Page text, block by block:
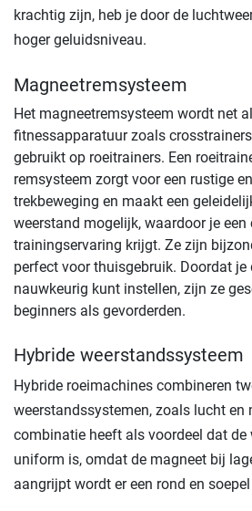
krachtig zijn, heb je door de
hoger geluidsniveau.
Magneetremsysteem
Het magneetremsysteem wordt net
fitnessapparatuur zoals
gebruikt op roeitrainers. Een
remsysteem zorgt voor een rustige
trekbeweging en maakt een
weerstand mogelijk, waardoor je
trainingservaring krijgt. Ze zijn
perfect voor thuisgebruik. Doordat je
nauwkeurig kunt instellen, zijn ze
beginners als gevorderden.
Hybride weerstandssysteem
Hybride roeimachines combineren
weerstandssystemen, zoals lucht en
combinatie heeft als voordeel dat de
uniform is, omdat de magneet bij
aangrijpt wordt er een rond en